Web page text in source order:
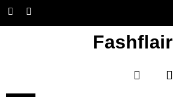
Fashflair